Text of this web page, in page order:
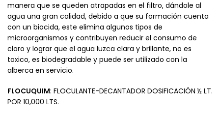
manera que se queden atrapadas en el filtro, dándole al
agua una gran calidad, debido a que su formación cuenta
con un biocida, este elimina algunos tipos de
microorganismos y contribuyen reducir el consumo de
cloro y lograr que el agua luzca clara y brillante, no es
toxico, es biodegradable y puede ser utilizado con la
alberca en servicio.
FLOCUQUIM: FLOCULANTE-DECANTADOR DOSIFICACIÓN ½ LT.
POR 10,000 LTS.